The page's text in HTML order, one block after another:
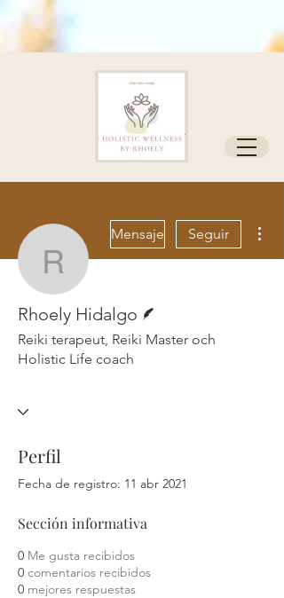
Rhoely Hidalgo
Mensaje Seguir
Rhoely Hidalgo
Reiki terapeut, Reiki Master och
Holistic Life coach
Perfil
Fecha de registro: 11 abr 2021
Sección informativa
0 Me gusta recibidos
0 comentarios recibidos
0 mejores respuestas